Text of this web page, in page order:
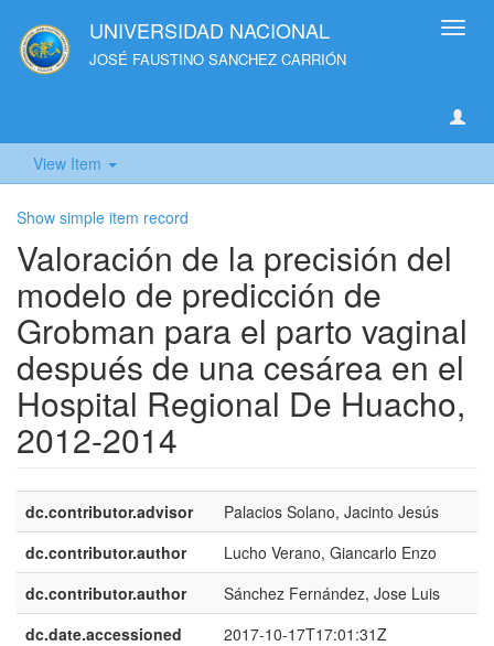
UNIVERSIDAD NACIONAL
JOSÉ FAUSTINO SANCHEZ CARRIÓN
View Item
Show simple item record
Valoración de la precisión del
modelo de predicción de
Grobman para el parto vaginal
después de una cesárea en el
Hospital Regional De Huacho,
2012-2014
dc.contributor.advisor
Palacios Solano, Jacinto Jesús
dc.contributor.author
Lucho Verano, Giancarlo Enzo
dc.contributor.author
Sánchez Fernández, Jose Luis
dc.date.accessioned
2017-10-17T17:01:31Z